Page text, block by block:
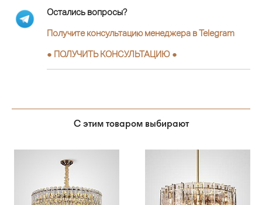
Остались вопросы?
Получите консультацию менеджера в Telegram
● ПОЛУЧИТЬ КОНСУЛЬТАЦИЮ ●
С этим товаром выбирают